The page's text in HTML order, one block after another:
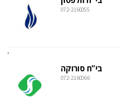
072-2160055
בי"ח סורוקה
072-2160066